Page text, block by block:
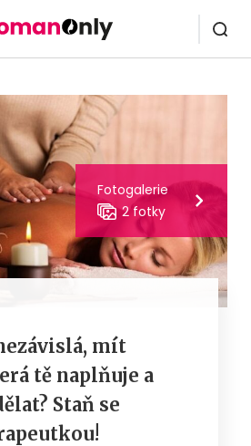
Fotogalerie
2 fotky
mít
tě naplňuje a
Staň se